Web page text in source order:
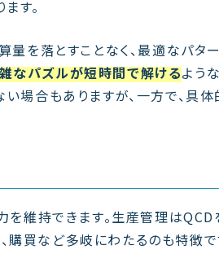
す。
量を落とすことなく、最適なパタ
なパズルが短時間で解けるよう
場合もありますが、一方で、具
を維持できます。生産管理は
買など多岐にわたるのも特徴で